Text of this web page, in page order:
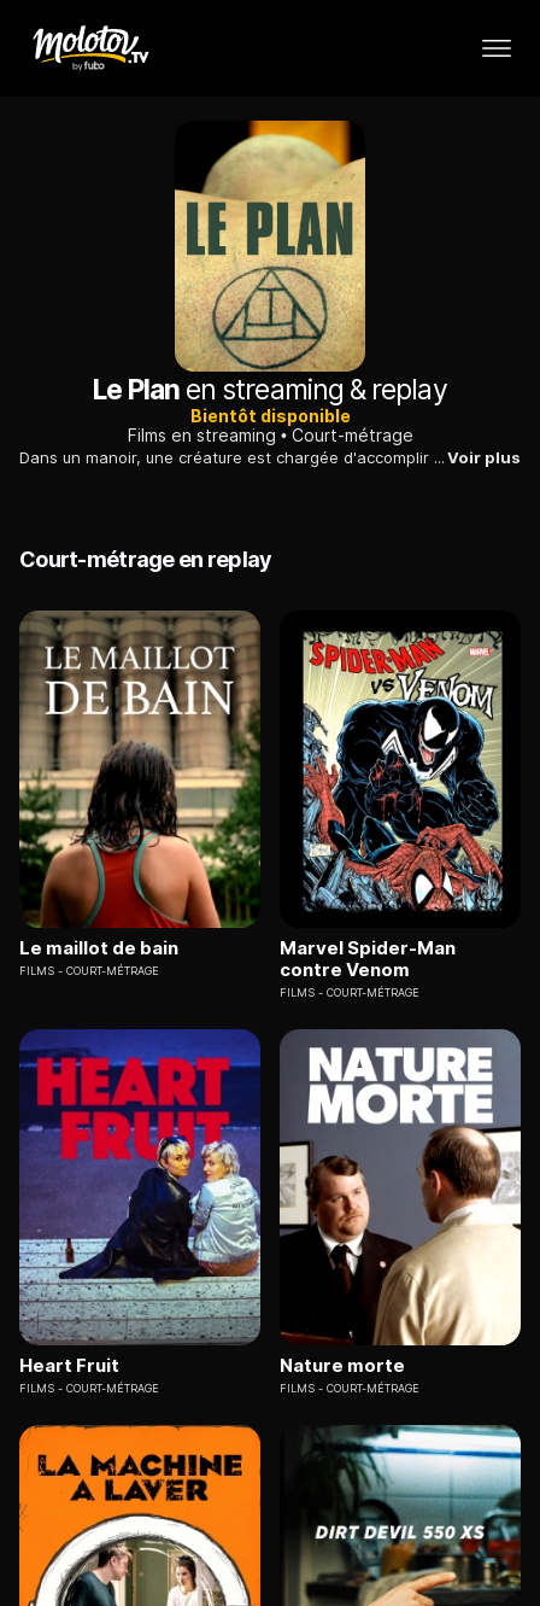
Le Planen streaming & replay
Bientôt disponible
Films en streaming
Court-métrage
Dans un manoir, une créature est chargée d'accomplir un sombre dessein qui pourrait changer la face du monde. Plus loin, un père recherche sa fille disparue.Voir plus
Court-métrage en replay
Le maillot de bain
FILMS COURT-MÉTRAGE
Marvel Spider-Man
contre Venom
FILMS COURT-MÉTRAGE
Heart Fruit
FILMS COURT-MÉTRAGE
Nature morte
FILMS COURT-MÉTRAGE